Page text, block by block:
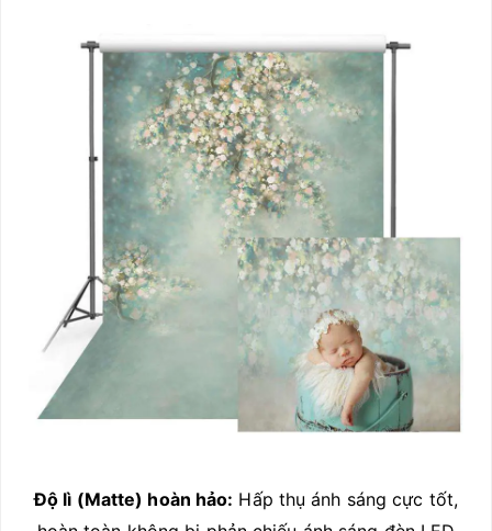
Độ lì (Matte) hoàn hảo: Hấp thụ ánh sáng cực tốt,